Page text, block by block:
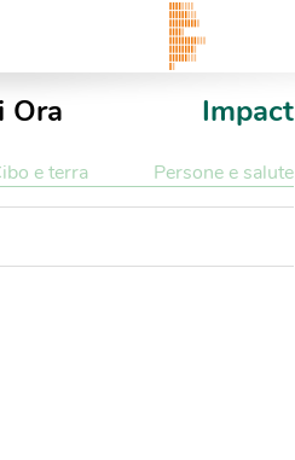
Ora Impact
e terra Persone e salute